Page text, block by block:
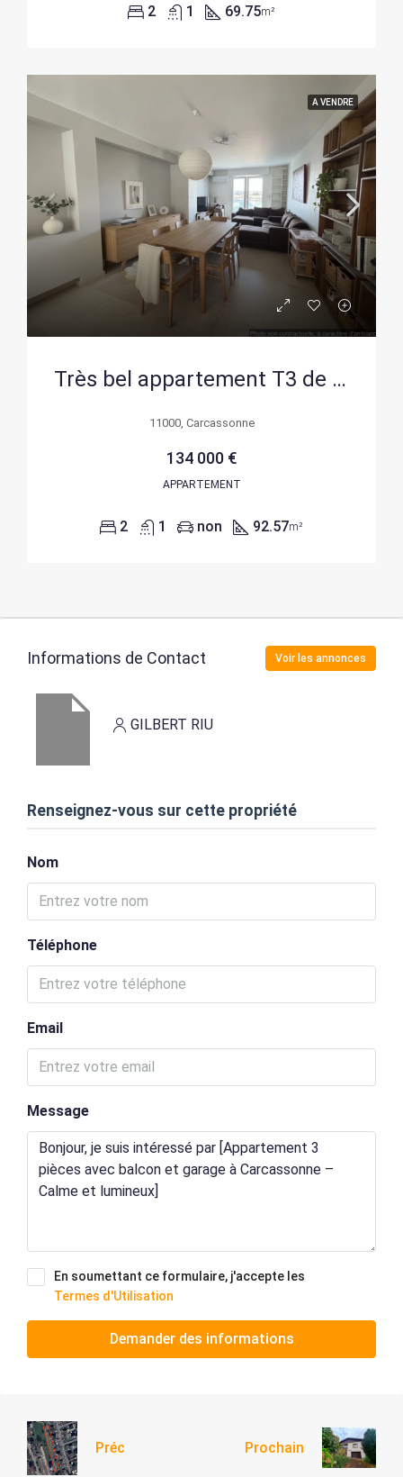
2 1 69.75m²
A VENDRE
Très bel appartement T3 de 93m² avec vue exceptionnelle à Carcassonne
11000, Carcassonne
134 000 €
APPARTEMENT
2 1 non 92.57m²
Informations de Contact Voir les annonces
GILBERT RIU
Renseignez-vous sur cette propriété
Nom
Téléphone
Email
Message
En soumettant ce formulaire, j'accepte les
Termes d'Utilisation
Demander des informations
Préc Prochain